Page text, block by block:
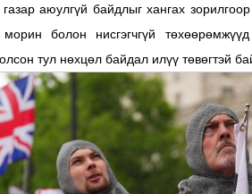
аюулгүй байдлыг хангах
болон нисгэгчгүй
тул нөхцөл байдал илүү төвөгтэй